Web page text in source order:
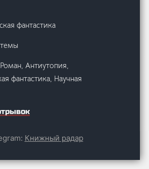
фантастика
Роман, Антиутопия,
фантастика, Научная
Книжный радар